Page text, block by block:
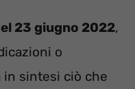
23 giugno 2022,
o
in sintesi ciò che